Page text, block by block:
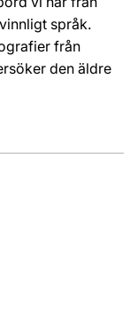
språk.
från
den äldre